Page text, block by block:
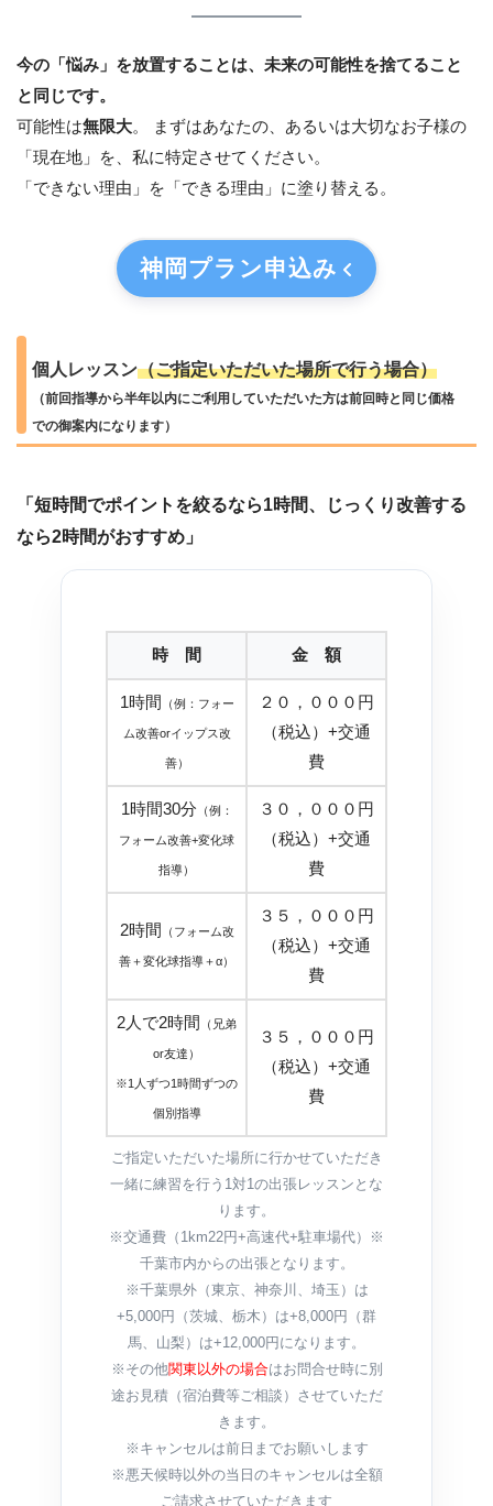
今の「悩み」を放置することは、未来の可能性を捨てること
と同じです。
可能性は無限大。 まずはあなたの、あるいは大切なお子様の
「現在地」を、私に特定させてください。
「できない理由」を「できる理由」に塗り替える。
神岡プラン申込み
個人レッスン（ご指定いただいた場所で行う場合）
（前回指導から半年以内にご利用していただいた方は前回時と同じ価格
での御案内になります）
「短時間でポイントを絞るなら1時間、じっくり改善する
なら2時間がおすすめ」
時 間 金 額
1時間 （例：フォー
ム改善orイップス改
善）
２０，０００円
（税込）+交通
費
1時間30分 （例：
フォーム改善+変化球
指導）
３０，０００円
（税込）+交通
費
2時間 （フォーム改
善＋変化球指導＋α）
３５，０００円
（税込）+交通
費
2人で2時間 （兄弟
or友達）
※1人ずつ1時間ずつの
個別指導
３５，０００円
（税込）+交通
費
ご指定いただいた場所に行かせていただき
一緒に練習を行う1対1の出張レッスンとな
ります。
※交通費（1km22円+高速代+駐車場代）※
千葉市内からの出張となります。
※千葉県外（東京、神奈川、埼玉）は
+5,000円（茨城、栃木）は+8,000円（群
馬、山梨）は+12,000円になります。
※その他関東以外の場合はお問合せ時に別
途お見積（宿泊費等ご相談）させていただ
きます。
※キャンセルは前日までお願いします
※悪天候時以外の当日のキャンセルは全額
ご請求させていただきます